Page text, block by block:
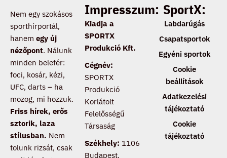
Nem egy szokásos
sporthírportál,
hanem egy új
nézőpont. Nálunk
minden belefér:
foci, kosár, kézi,
UFC, darts – ha
mozog, mi hozzuk.
Friss hírek, erős
sztorik, laza
stílusban. Nem
tolunk rizsát, csak
Impresszum:
Kiadja a
SPORTX
Produkció Kft.
Cégnév:
SPORTX
Produkció
Korlátolt
Felelősségű
Társaság
Székhely: 1106
Budapest,
SportX:
Labdarúgás
Csapatsportok
Egyéni sportok
Cookie
beállítások
Adatkezelési
tájékoztató
Cookie
tájékoztató